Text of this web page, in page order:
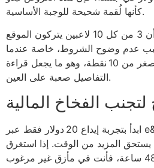
كأنها لُقمة شحيحة للوجبة الأساسية.
التحليل البسيط يوضح أن 3 من كل 10 لاعبين يتركون الموقع
ساعة بسبب عدم وضوح الشروط، خاصة عندما
تُكتب القواعد بخط أصغر من 10 نقطة، وهو ما يجعل قراءة
التفاصيل صعبة على العين.
لتجنب الفخاخ المالية
ابدأ بتجربة إيداع 20 دولار فقط عبر e& money، وحسب النتائج
يستحق المزيد من الوقت. إذا استغرق